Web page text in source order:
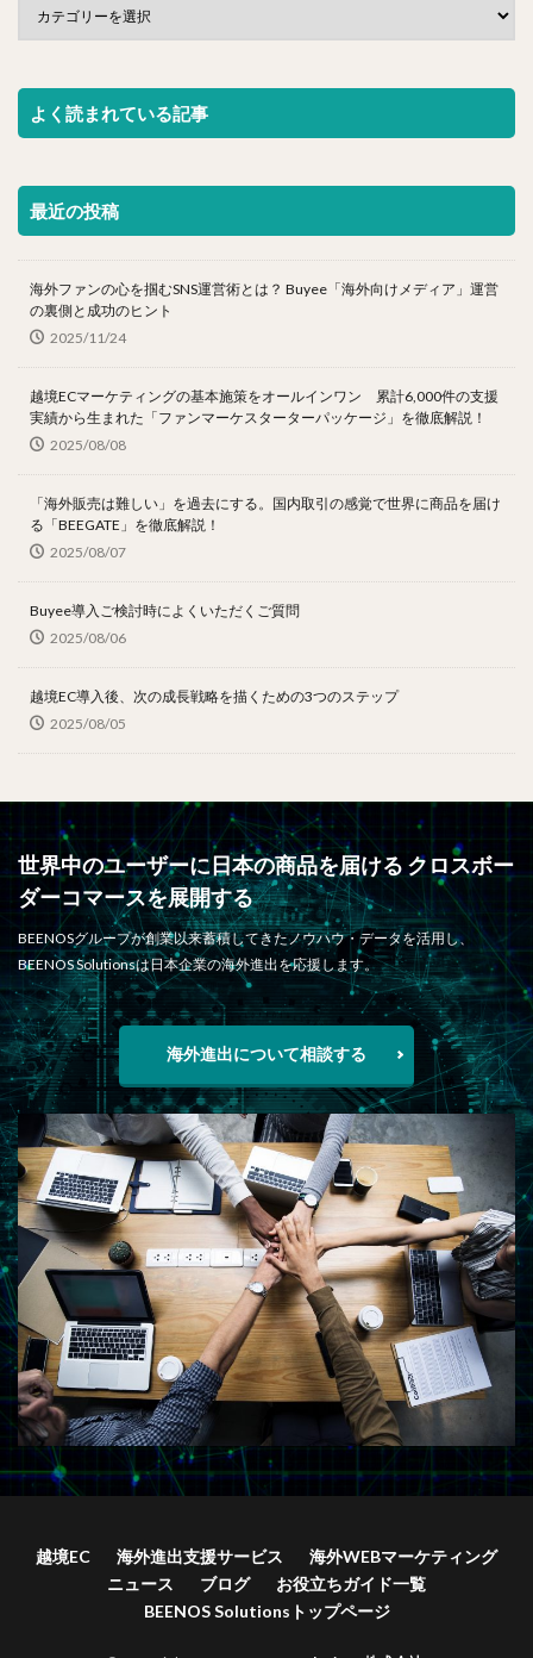
よく読まれている記事
最近の投稿
海外ファンの心を掴むSNS運営術とは？ Buyee「海外向けメディア」運営
の裏側と成功のヒント
2025/11/24
越境ECマーケティングの基本施策をオールインワン 累計6,000件の支援
実績から生まれた「ファンマーケスターターパッケージ」を徹底解説！
2025/08/08
「海外販売は難しい」を過去にする。国内取引の感覚で世界に商品を届け
る「BEEGATE」を徹底解説！
2025/08/07
Buyee導入ご検討時によくいただくご質問
2025/08/06
越境EC導入後、次の成長戦略を描くための3つのステップ
2025/08/05
世界中のユーザーに日本の商品を届ける クロスボー
ダーコマースを展開する
BEENOSグループが創業以来蓄積してきたノウハウ・データを活用し、
BEENOS Solutionsは日本企業の海外進出を応援します。
海外進出について相談する
越境EC 海外進出支援サービス
海外WEBマーケティング
ニュース
ブログ
お役立ちガイド一覧
BEENOS Solutionsトップページ